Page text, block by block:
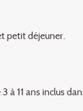
petit déjeuner.
à 11 ans inclus